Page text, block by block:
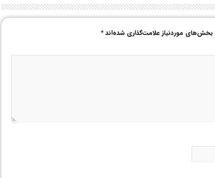
بخش‌های موردنیاز علامت‌گذاری شده‌اند*